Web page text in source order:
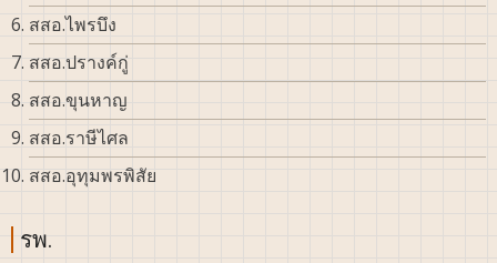
สสอ.ไพรบึง
สสอ.ปรางค์กู่
สสอ.ขุนหาญ
สสอ.ราษีไศล
สสอ.อุทุมพรพิสัย
รพ.